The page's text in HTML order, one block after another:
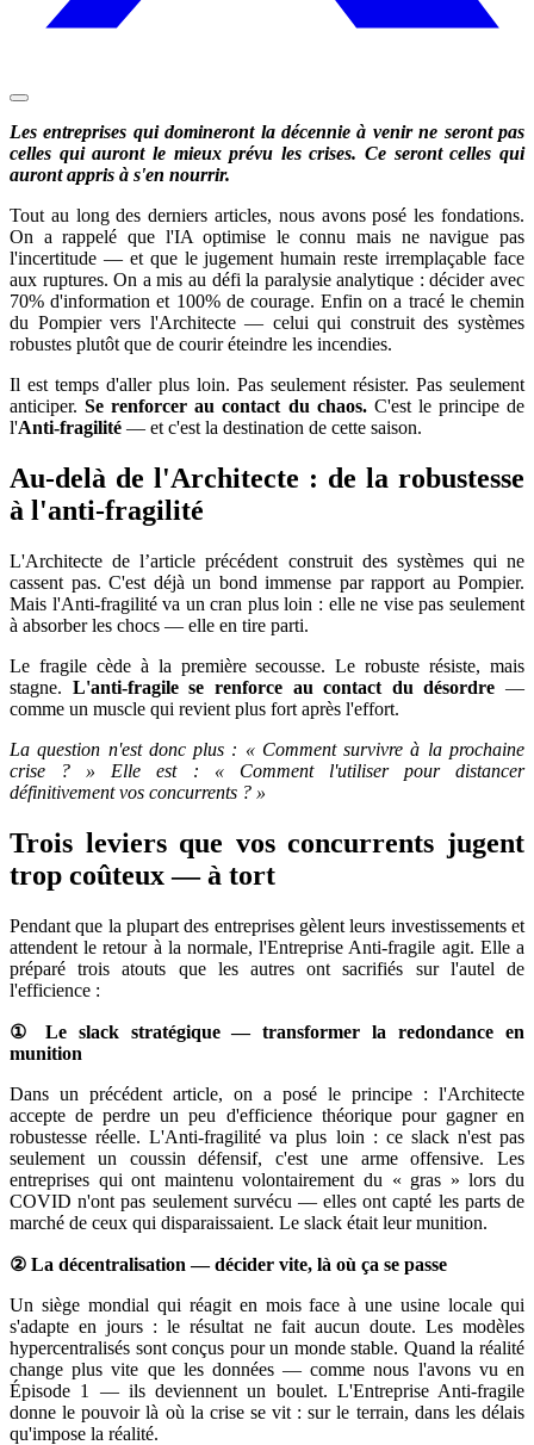
Les entreprises qui domineront la décennie à venir ne seront pas
celles qui auront le mieux prévu les crises. Ce seront celles qui
auront appris à s'en nourrir.
Tout au long des derniers articles, nous avons posé les fondations.
On a rappelé que l'IA optimise le connu mais ne navigue pas
l'incertitude — et que le jugement humain reste irremplaçable face
aux ruptures. On a mis au défi la paralysie analytique : décider avec
70% d'information et 100% de courage. Enfin on a tracé le chemin
du Pompier vers l'Architecte — celui qui construit des systèmes
robustes plutôt que de courir éteindre les incendies.
Il est temps d'aller plus loin. Pas seulement résister. Pas seulement
anticiper.Se renforcer au contact du chaos.C'est le principe de
l'Anti-fragilité — et c'est la destination de cette saison.
Au-delà de l'Architecte : de la robustesse
à l'anti-fragilité
L'Architecte de l’article précédent construit des systèmes qui ne
cassent pas. C'est déjà un bond immense par rapport au Pompier.
Mais l'Anti-fragilité va un cran plus loin : elle ne vise pas seulement
à absorber les chocs — elle en tire parti.
Le fragile cède à la première secousse. Le robuste résiste, mais
stagne. L'anti-fragile se renforce au contact du désordre —
comme un muscle qui revient plus fort après l'effort.
La question n'est donc plus : « Comment survivre à la prochaine
crise ? » Elle est : « Comment l'utiliser pour distancer
définitivement vos concurrents ? »
Trois leviers que vos concurrents jugent
trop coûteux — à tort
Pendant que la plupart des entreprises gèlent leurs investissements et
attendent le retour à la normale, l'Entreprise Anti-fragile agit. Elle a
préparé trois atouts que les autres ont sacrifiés sur l'autel de
l'efficience :
① Le slack stratégique — transformer la redondance en
munition
Dans un précédent article, on a posé le principe : l'Architecte
accepte de perdre un peu d'efficience théorique pour gagner en
robustesse réelle. L'Anti-fragilité va plus loin : ce slack n'est pas
seulement un coussin défensif, c'est une arme offensive. Les
entreprises qui ont maintenu volontairement du « gras » lors du
COVID n'ont pas seulement survécu — elles ont capté les parts de
marché de ceux qui disparaissaient. Le slack était leur munition.
② La décentralisation — décider vite, là où ça se passe
Un siège mondial qui réagit en mois face à une usine locale qui
s'adapte en jours : le résultat ne fait aucun doute. Les modèles
hypercentralisés sont conçus pour un monde stable. Quand la réalité
change plus vite que les données — comme nous l'avons vu en
Épisode 1 — ils deviennent un boulet. L'Entreprise Anti-fragile
donne le pouvoir là où la crise se vit : sur le terrain, dans les délais
qu'impose la réalité.